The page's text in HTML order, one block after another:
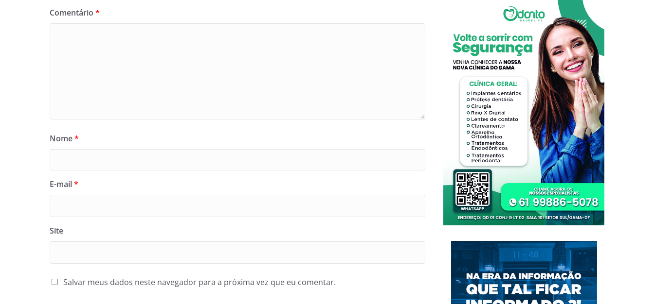
Comentário *
Nome*
E-mail*
Site
Salvar meus dados neste navegador para a próxima vez que eu comentar.